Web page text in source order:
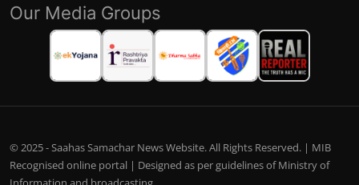
Our Media Groups
© 2025 - Saahas Samachar News Website. All Rights Reserved. | MIB
Recognised online portal | Designed as per guidelines of Ministry of